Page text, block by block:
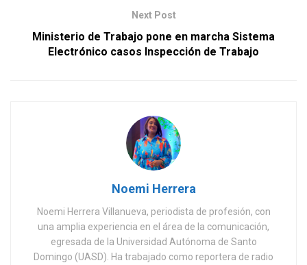
Next Post
Ministerio de Trabajo pone en marcha Sistema
Electrónico casos Inspección de Trabajo
Noemi Herrera
Noemi Herrera Villanueva, periodista de profesión, con
una amplia experiencia en el área de la comunicación,
egresada de la Universidad Autónoma de Santo
Domingo (UASD). Ha trabajado como reportera de radio